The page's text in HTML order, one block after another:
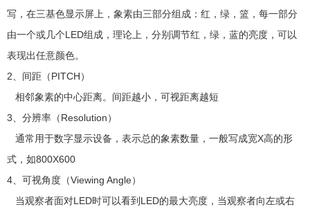
写，在三基色显示屏上，象素由三部分组成：红，绿，篮，每一部分
由一个或几个LED组成，理论上，分别调节红，绿，蓝的亮度，可以
表现出任意颜色。
2、间距（PITCH）
相邻象素的中心距离。间距越小，可视距离越短
3、分辨率（Resolution）
通常用于数字显示设备，表示总的象素数量，一般写成宽X高的形
式，如800X600
4、可视角度（Viewing Angle）
当观察者面对LED时可以看到LED的最大亮度，当观察者向左或右